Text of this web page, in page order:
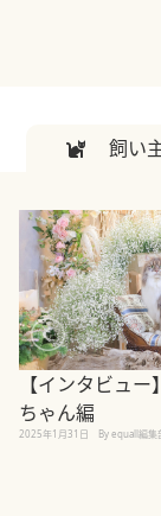
飼い主
【インタビュ
ちゃん編
2025年1月31日 By equall編集